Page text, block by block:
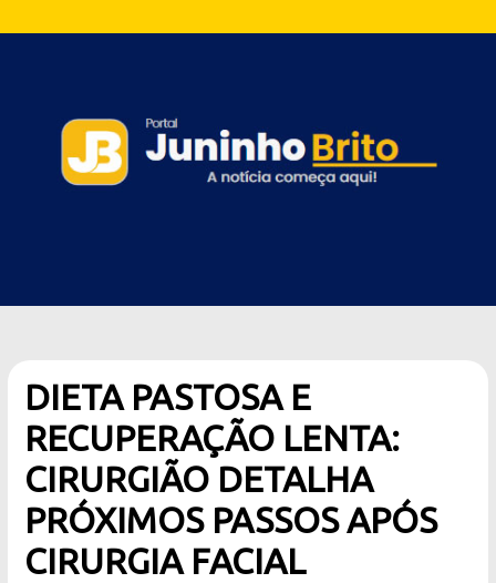
DIETA PASTOSA E
RECUPERAÇÃO LENTA:
CIRURGIÃO DETALHA
PRÓXIMOS PASSOS APÓS
CIRURGIA FACIAL